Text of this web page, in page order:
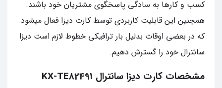
کسب و کارها به سادگی پاسخگوی مشتریان خود باشند.
همچنین این قابلیت کاربردی توسط کارت دیزا فعال میشود
که در بعضی اوقات بدلیل بار ترافیکی خطوط لازم است دیزا
سانترال خود را گسترش دهیم.
مشخصات کارت دیزا سانترال KX-TE82491